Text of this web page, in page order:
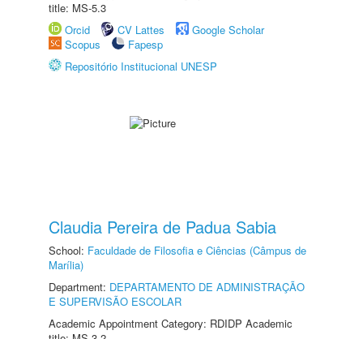
title: MS-5.3
Orcid
CV Lattes
Google Scholar
Scopus
Fapesp
Repositório Institucional UNESP
Claudia Pereira de Padua Sabia
School: Faculdade de Filosofia e Ciências (Câmpus de
Marília)
Department: DEPARTAMENTO DE ADMINISTRAÇÃO
E SUPERVISÃO ESCOLAR
Academic Appointment Category: RDIDP Academic